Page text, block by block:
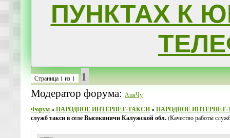
ПУНКТАХ К
Страница 1 из 1 1
Модератор форума: АняЧу
Форум»НАРОДНОЕ ИНТЕРНЕТ-ТАКСИ»НАРОДНОЕ
служб такси в селе Высокиничи Калужской обл.(Качество работы